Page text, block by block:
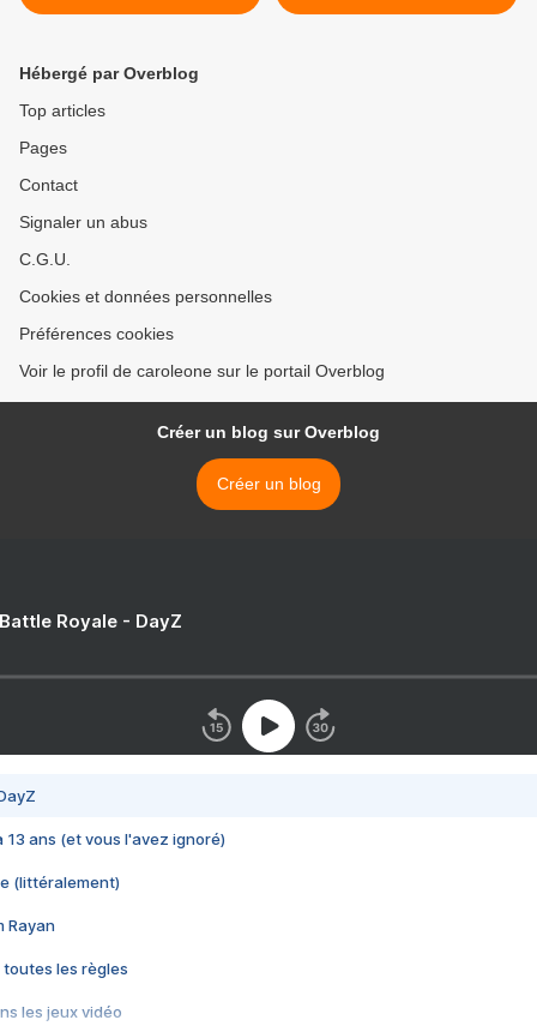
contact >
Hébergé par Overblog
Top articles
Pages
Contact
Signaler un abus
C.G.U.
Cookies et données personnelles
Préférences cookies
Voir le profil de caroleone sur le portail Overblog
Créer un blog sur Overblog
Créer un blog
Royale - DayZ
13 ans (et vous l'avez ignoré)
(littéralement)
Rayan
toutes les règles
les jeux vidéo